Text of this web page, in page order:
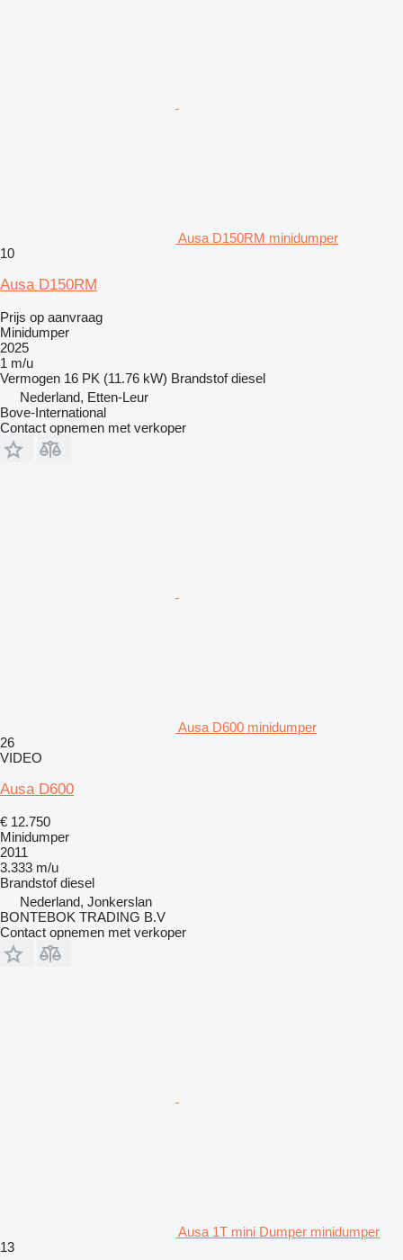
Ausa D150RM minidumper
10
Ausa D150RM
Prijs op aanvraag
Minidumper
2025
1 m/u
Vermogen 16 PK (11.76 kW) Brandstof diesel
Nederland, Etten-Leur
Bove-International
Contact opnemen met verkoper
Ausa D600 minidumper
26
VIDEO
Ausa D600
€ 12.750
Minidumper
2011
3.333 m/u
Brandstof diesel
Nederland, Jonkerslan
BONTEBOK TRADING B.V
Contact opnemen met verkoper
Ausa 1T mini Dumper minidumper
13